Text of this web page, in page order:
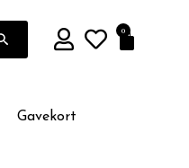
0
Gavekort